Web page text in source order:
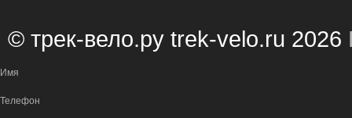
© трек-вело.ру trek-velo.ru 2026
Имя
Телефон